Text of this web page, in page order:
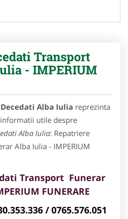
Transport
- IMPERIUM
Alba Iulia reprezinta
utile despre
Alba Iulia: Repatriere
Alba Iulia - IMPERIUM
Transport Funerar
FUNERARE
/ 0765.576.051